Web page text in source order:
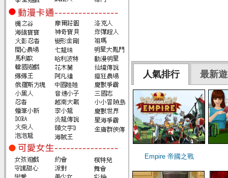
人氣排行 最新
Empire 帝國之戰